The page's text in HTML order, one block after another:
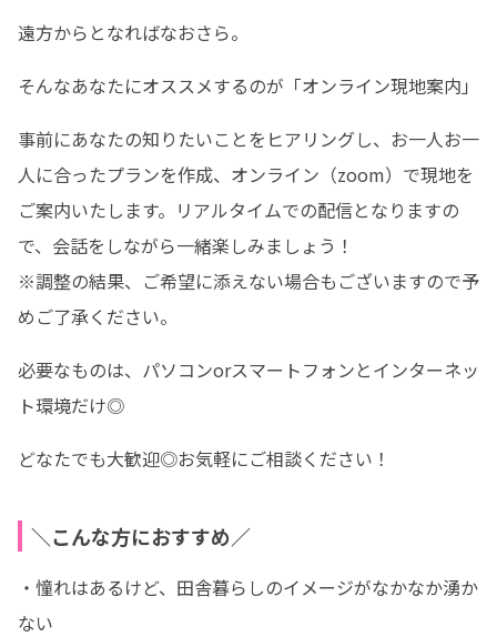
遠方からとなればなおさら。
そんなあなたにオススメするのが「オンライン現地案内」
事前にあなたの知りたいことをヒアリングし、お一人お一
人に合ったプランを作成、オンライン（zoom）で現地を
ご案内いたします。リアルタイムでの配信となりますの
で、会話をしながら一緒楽しみましょう！
※調整の結果、ご希望に添えない場合もございますので予
めご了承ください。
必要なものは、パソコンorスマートフォンとインターネッ
ト環境だけ◎
どなたでも大歓迎◎お気軽にご相談ください！
＼こんな方におすすめ／
・憧れはあるけど、田舎暮らしのイメージがなかなか湧か
ない